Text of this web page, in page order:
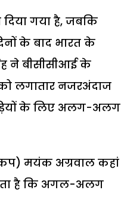
गया है, जबकि
के बाद भारत के
ने बीसीसीआई के
लगातार नजरअंदाज
के लिए अलग-अलग
मयंक अग्रवाल कहां
है कि अगल-अलग